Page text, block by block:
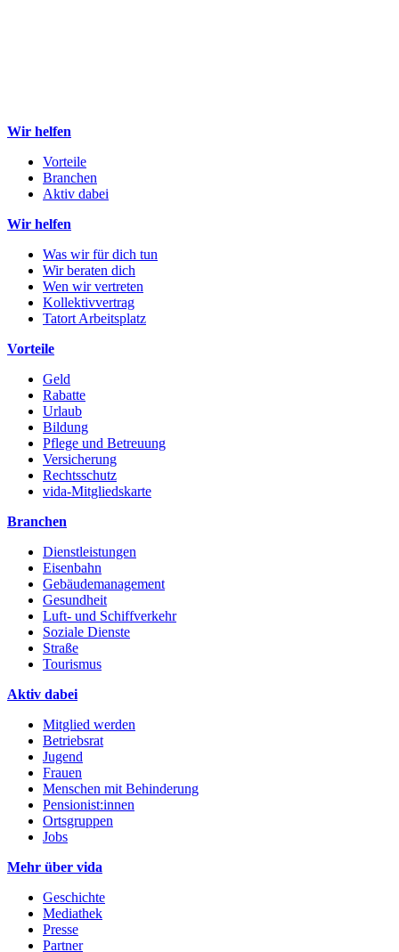
Wir helfen
Vorteile
Branchen
Aktiv dabei
Wir helfen
Was wir für dich tun
Wir beraten dich
Wen wir vertreten
Kollektivvertrag
Tatort Arbeitsplatz
Vorteile
Geld
Rabatte
Urlaub
Bildung
Pflege und Betreuung
Versicherung
Rechtsschutz
vida-Mitgliedskarte
Branchen
Dienstleistungen
Eisenbahn
Gebäudemanagement
Gesundheit
Luft- und Schiffverkehr
Soziale Dienste
Straße
Tourismus
Aktiv dabei
Mitglied werden
Betriebsrat
Jugend
Frauen
Menschen mit Behinderung
Pensionist:innen
Ortsgruppen
Jobs
Mehr über vida
Geschichte
Mediathek
Presse
Partner